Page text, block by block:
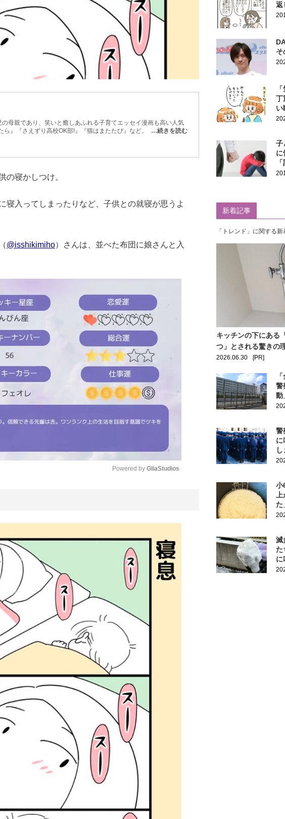
母親であり、笑いと癒しあふれる子育てエッセイ漫画も高い人気
…続きを読む
の寝かしつけ。
寝入ってしまったりなど、子供との就寝が思うよ
@isshikimiho）さんは、並べた布団に娘さんと入
Powered by GliaStudios
返
そ
丁
い
子
新着記事
「トレンド」に関する
キッチンの下にあ
つ」とされる驚きの
2026.06.30 [PR]
警
動
警
に
小
た
滅
た
に